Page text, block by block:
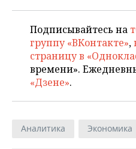
ОПК
ЭНЕРГЕТИКА
УСЛУГИ
МЕДИА
ТЕЛЕКОММУНИКАЦИИ
ВЫЕЗДНАЯ РЕДАКЦИЯ
БИЗНЕС-БРАНЧИ
ONLINE-КОНФЕРЕНЦИИ
ОТКРЫТАЯ ЛЕКЦИЯ
НОВОСТИ СПОРТА
ФУТБОЛ
ХОККЕЙ
БАСКЕТБОЛ
ОБЩЕСТВО
НОВОСТИ ОБЩЕСТВА
ВЛАСТЬ
ИНФРАСТРУКТУРА
ФОТОГАЛЕРЕЯ
СЮЖЕТЫ
СПРАВОЧНИК
Подписывайтесь на
группу «ВКонтакте»,
страницу в
времени».
«Дзене».
Аналитика Экономика